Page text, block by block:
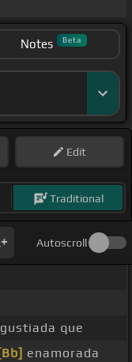
Notes Beta
Edit
Traditional
Autoscroll
que
[Bb] enamorada